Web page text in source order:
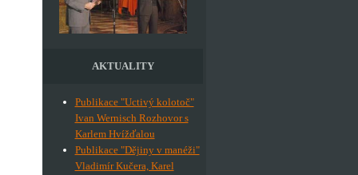
AKTUALITY
Publikace "Uctivý kolotoč"
Ivan Wernisch Rozhovor s
Karlem Hvížďalou
Publikace "Dějiny v manéži"
Vladimír Kučera, Karel